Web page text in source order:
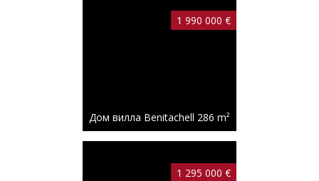
1 990 000 €
Дом вилла Benitachell 286 m²
1 295 000 €